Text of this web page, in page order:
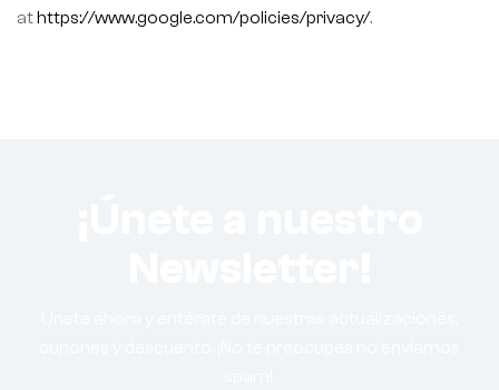
athttps://www.google.com/policies/privacy/.